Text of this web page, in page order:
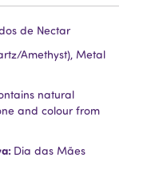
de Nectar
Amethyst), Metal
natural
and colour from
Dia das Mães